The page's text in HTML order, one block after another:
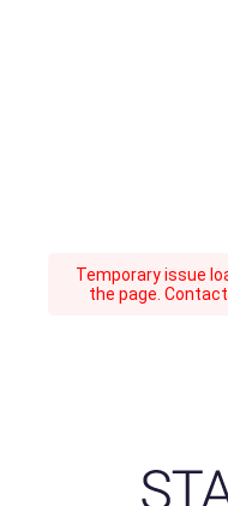
Temporary issue
the page.